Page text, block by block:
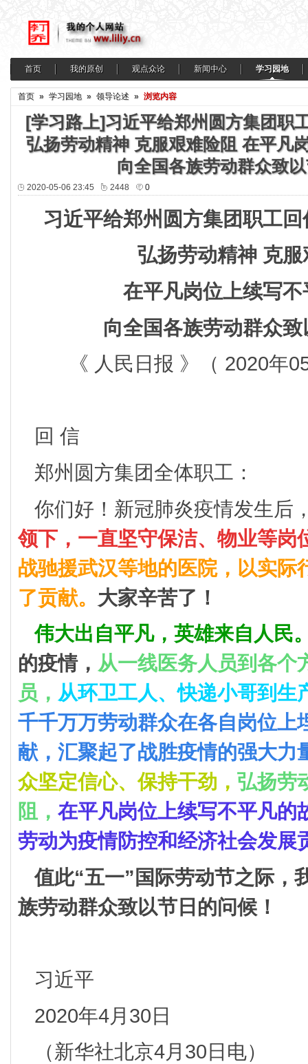
首页 我的原创 观点众论 新闻中心 学习园地
首页 » 学习园地 » 领导论述 » 浏览内容
[学习路上]习近平给郑州圆方集团职
弘扬劳动精神 克服艰难险阻 在平凡
向全国各族劳动群众致
2020-05-06 23:45 2448 0
习近平给郑州圆方集团职工
弘扬劳动精神 克
在平凡岗位上续写
向全国各族劳动群众
《 人民日报 》（ 2020年
回 信
郑州圆方集团全体职工：
你们好！新冠肺炎疫情发生后
领下，一直坚守保洁、物业等岗
战驰援武汉等地的医院，以实际
了贡献。 大家辛苦了！
伟大出自平凡，英雄来自人民
的疫情， 从一线医务人员到各个
员， 从环卫工人、快递小哥到生
千千万万劳动群众在各自岗位上
献，汇聚起了战胜疫情的强大力
众坚定信心、保持干劲， 弘扬劳
阻， 在平凡岗位上续写不平凡的
劳动为疫情防控和经济社会发展
值此“五一”国际劳动节之际，
族劳动群众致以节日的问候！
习近平
2020年4月30日
（新华社北京4月30日电）